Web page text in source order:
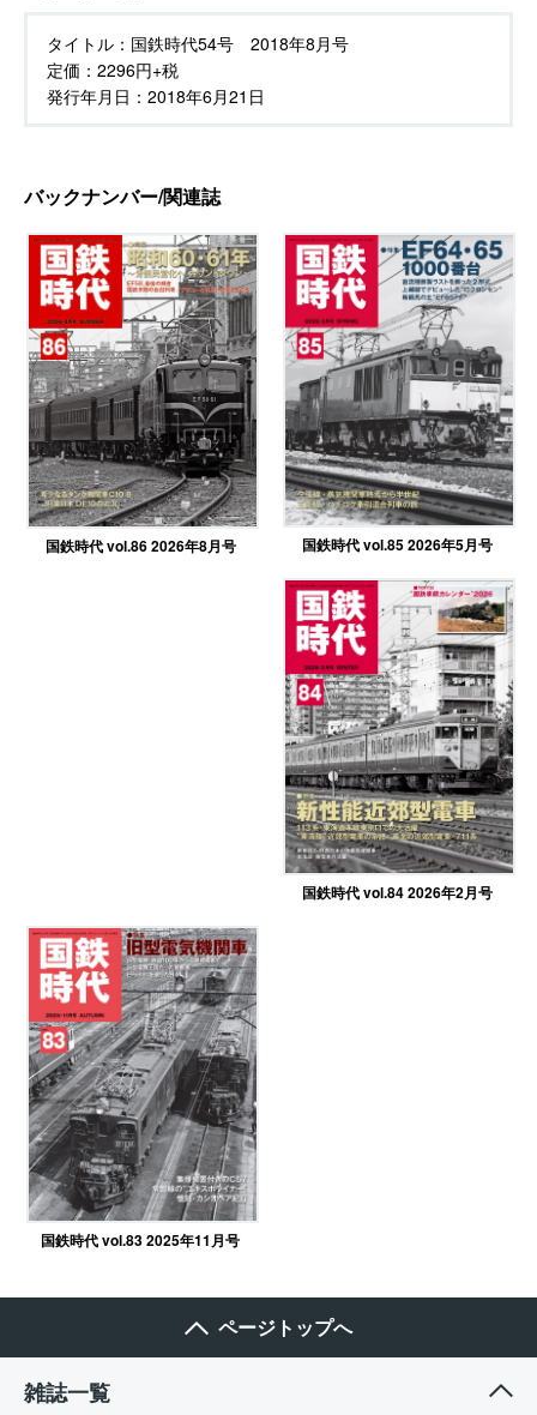
タイトル： 国鉄時代54号 2018年8月号
定価： 2296円+税
発行年月日： 2018年6月21日
バックナンバー/関連誌
国鉄時代 vol.86 2026年8月号 国鉄時代 vol.85 2026年5月号
国鉄時代 vol.84 2026年2月号
国鉄時代 vol.83 2025年11月号
ページトップへ
雑誌一覧